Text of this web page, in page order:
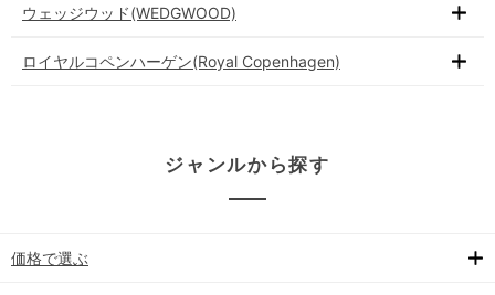
ウェッジウッド(WEDGWOOD)
ロイヤルコペンハーゲン(Royal Copenhagen)
ジャンルから探す
価格で選ぶ